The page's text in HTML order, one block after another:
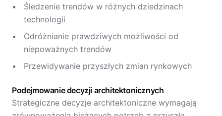
Śledzenie trendów w różnych dziedzinach
technologii
Odróżnianie prawdziwych możliwości od
niepoważnych trendów
Przewidywanie przyszłych zmian rynkowych
Podejmowanie decyzji architektonicznych
Strategiczne decyzje architektoniczne wymagają